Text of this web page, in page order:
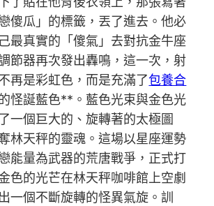
傻瓜」的標籤，丟了進去。他必
最真實的「傻氣」去對抗金牛座
節器再次發出轟鳴，這一次，射
再是彩虹色，而是充滿了包養合
怪誕藍色**。藍色光束與金色光
一個巨大的、旋轉著的太極圖
林天秤的靈魂。這場以星座運勢
能量為武器的荒唐戰爭，正式打
色的光芒在林天秤咖啡館上空劇
一個不斷旋轉的怪異氣旋。訓